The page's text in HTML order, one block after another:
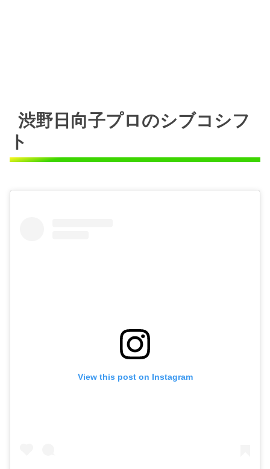
渋野日向子プロのシブコシフ
ト
View this post on Instagram